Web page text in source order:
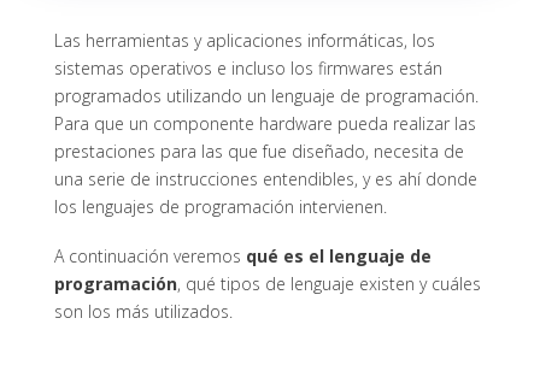
Las herramientas y aplicaciones informáticas, los
sistemas operativos e incluso los firmwares están
programados utilizando un lenguaje de programación.
Para que un componente hardware pueda realizar las
prestaciones para las que fue diseñado, necesita de
una serie de instrucciones entendibles, y es ahí donde
los lenguajes de programación intervienen.
A continuación veremos qué es el lenguaje de
programación, qué tipos de lenguaje existen y cuáles
son los más utilizados.